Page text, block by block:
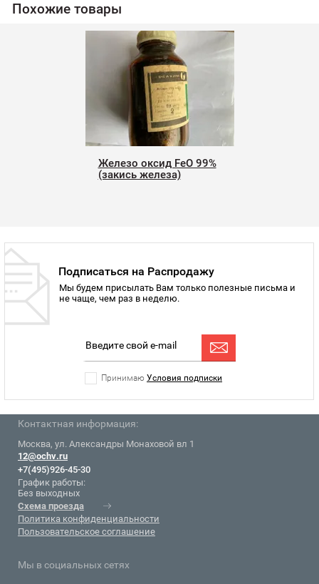
Похожие товары
Железо оксид FeO 99%
(закись железа)
Подписаться на Распродажу
Мы будем присылать Вам только полезные письма и
не чаще, чем раз в неделю.
Принимаю Условия подписки
Контактная информация:
Москва, ул. Александры Монаховой вл 1
12@ochv.ru
+7(495)926-45-30
График работы:
Без выходных
Схема проезда
Политика конфиденциальности
Пользовательское соглашение
Мы в социальных сетях